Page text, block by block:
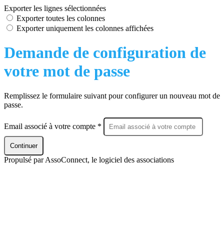
Exporter les lignes sélectionnées
Exporter toutes les colonnes
Exporter uniquement les colonnes affichées
Demande de configuration de
votre mot de passe
Remplissez le formulaire suivant pour configurer un nouveau mot de
passe.
Email associé à votre compte *
Continuer
Propulsé par AssoConnect, le logiciel des associations